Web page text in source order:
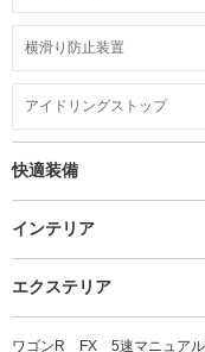
横滑り防止装置
アイドリングストップ
快適装備
インテリア
エクステリア
ワゴンR FX 5速マニュアル